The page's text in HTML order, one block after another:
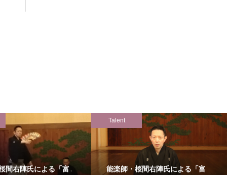
間右陣氏による「富
Talent
能楽師・桜間右陣氏による「富